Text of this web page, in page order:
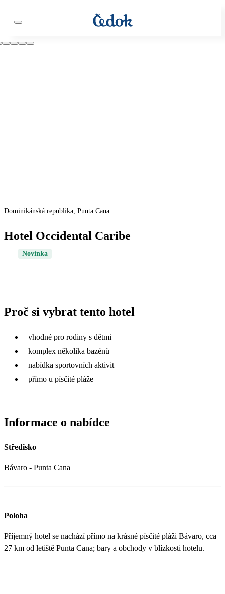
Dominikánská republika, Punta Cana
Hotel Occidental Caribe
Novinka
Proč si vybrat tento hotel
vhodné pro rodiny s dětmi
komplex několika bazénů
nabídka sportovních aktivit
přímo u písčité pláže
Informace o nabídce
Středisko
Bávaro - Punta Cana
Poloha
Příjemný hotel se nachází přímo na krásné písčité pláži Bávaro, cca
27 km od letiště Punta Cana; bary a obchody v blízkosti hotelu.